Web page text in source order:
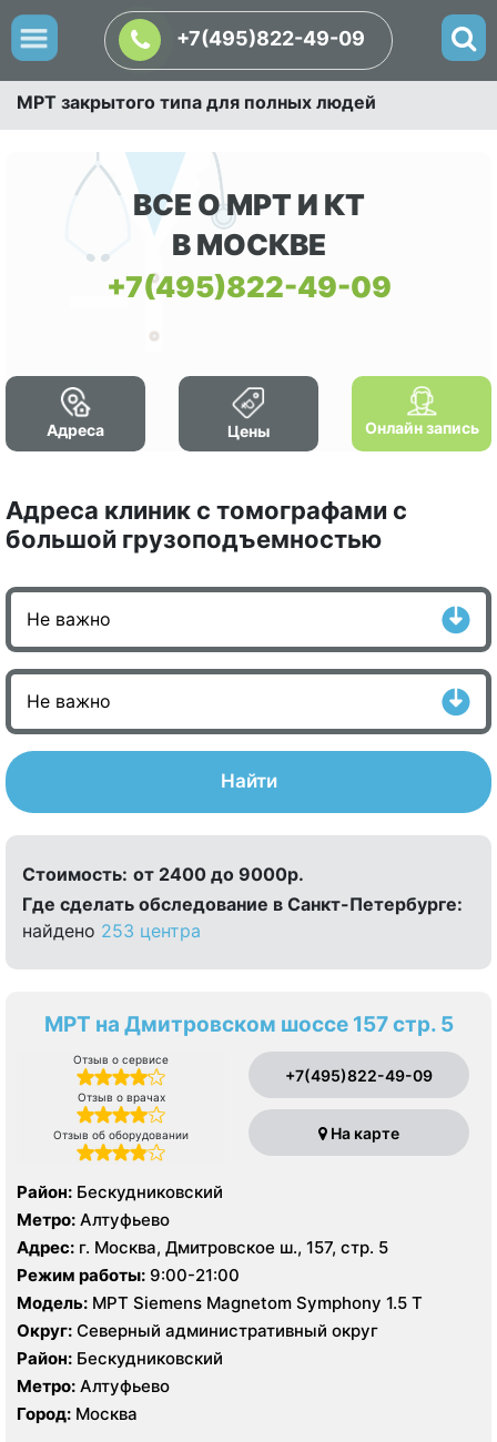
+7(495)822-49-09
МРТ закрытого типа для полных людей
ВСЕ О МРТ И КТ
В МОСКВЕ
+7(495)822-49-09
Адреса Цены Онлайн запись
Адреса клиник с томографами с
большой грузоподъемностью
Найти
Стоимость: от 2400 до 9000р.
Где сделать обследование в Санкт-Петербурге:
найдено 253 центра
МРТ на Дмитровском шоссе 157 стр. 5
Отзыв о сервисе
Отзыв о врачах
Отзыв об оборудовании
+7(495)822-49-09
На карте
Район: Бескудниковский
Метро: Алтуфьево
Адрес: г. Москва, Дмитровское ш., 157, стр. 5
Режим работы: 9:00-21:00
Модель:
МРТ Siemens Magnetom Symphony 1.5 Т
Округ: Северный административный округ
Район: Бескудниковский
Метро: Алтуфьево
Город: Москва